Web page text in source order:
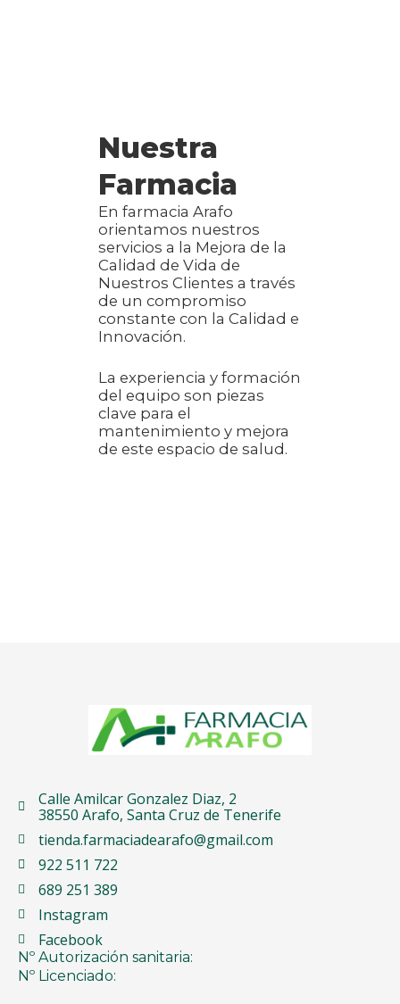
Nuestra
Farmacia
En farmacia Arafo
orientamos nuestros
servicios a la Mejora de la
Calidad de Vida de
Nuestros Clientes a través
de un compromiso
constante con la Calidad e
Innovación.
La experiencia y formación
del equipo son piezas
clave para el
mantenimiento y mejora
de este espacio de salud.
Calle Amilcar Gonzalez Diaz, 2
38550 Arafo, Santa Cruz de Tenerife
tienda.farmaciadearafo@gmail.com
922 511 722
689 251 389
Instagram
Facebook
Nº Autorización sanitaria:
Nº Licenciado: